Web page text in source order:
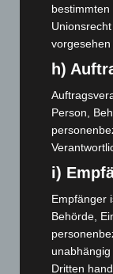
Februar 2026
Januar 2026
Dezember 2025
Oktober 2025
September 2025
Juli 2025(90)
Juni 2025(103)
Mai 2025(112)
April 2025(88)
vorgesehen
h)
Person,
i)
Empfänger
Behörde,
Dritten